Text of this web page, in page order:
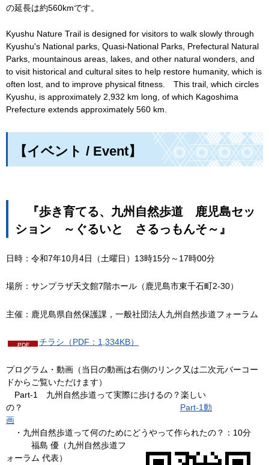
の延長は約560kmです。
Kyushu Nature Trail is designed for visitors to walk slowly through
Kyushu's National parks, Quasi-National Parks, Prefectural Natural
Parks, mountainous areas, lakes, and other natural wonders, and
to visit historical and cultural sites to help restore humanity, which is
often lost, and to improve physical fitness. This trail, which circles
Kyushu, is approximately 2,932 km long, of which Kagoshima
Prefecture extends approximately 560 km.
【イベント / Event】
『歩き育てる、九州自然歩道 鹿児島セッ
ション
～ ぐるいと さ るっもんそ～』
日時：令和7年10月4日（土曜日）13時15分～17時00分
場所：サンプラザ天文館7階ホール（鹿児島市東千石町2-30）
主催：鹿児島県自然保護課，一般社団法人九州自然歩道フォーラム
チラシ（PDF：1,334KB）
プログラム・動画（当日の動画は右側のリンク又は二次元バーコー
ドからご覧いただけます）
Part-1 九州自然歩道って実際に歩けるの？楽しい
の？ Part-1動
画
・九州自然歩道って何のためにどうやって作られたの？：10分
福島 優（九州自然歩道フ
ォーラム 代表）